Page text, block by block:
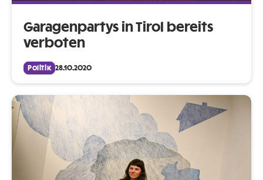
Garagenpartys in Tirol bereits
verboten
Politik 28.10.2020